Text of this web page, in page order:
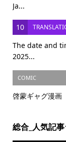
Ja...
10
The date and
2025...
COMIC
啓蒙ギャグ漫画
総合_人気記